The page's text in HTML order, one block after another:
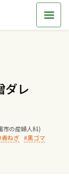
ダレ
市の産婦人科)
青ねぎ 黒ゴマ